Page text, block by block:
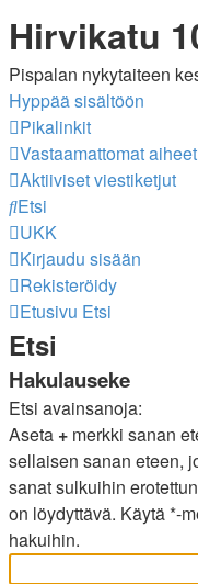
Hirvikatu
Pispalan nykytaiteen
Hyppää sisältöön
Pikalinkit
Vastaamattomat aiheet
Aktiiviset viestiketjut
Etsi
UKK
Kirjaudu sisään
Rekisteröidy
Etusivu Etsi
Etsi
Hakulauseke
Etsi avainsanoja:
Aseta + merkki sanan
sellaisen sanan eteen,
sanat sulkuihin
on löydyttävä. Käytä *-
hakuihin.